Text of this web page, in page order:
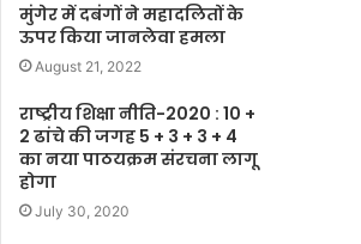
मुंगेर में दबंगों ने महादलितों के
ऊपर किया जानलेवा हमला
August 21, 2022
राष्ट्रीय शिक्षा नीति-2020 : 10 +
2 ढांचे की जगह 5 + 3 + 3 + 4
का नया पाठयक्रम संरचना लागू
होगा
July 30, 2020